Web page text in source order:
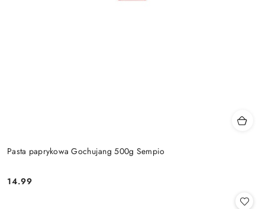
Pasta paprykowa Gochujang 500g Sempio
Cena:
14.99